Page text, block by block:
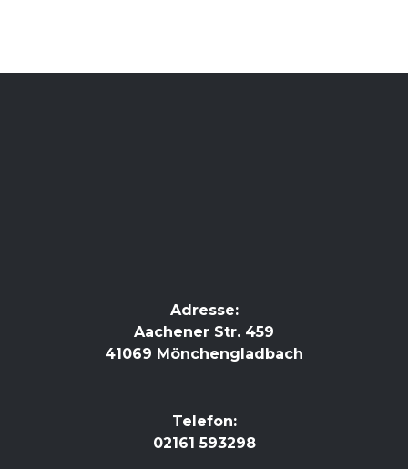
Adresse:
Aachener Str. 459
41069 Mönchengladbach
Telefon:
02161 593298